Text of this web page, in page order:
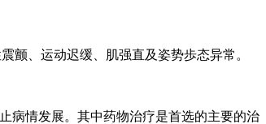
颤、运动迟缓、肌强直及姿势歩态异常。
病情发展。其中药物治疗是首选的主要的治